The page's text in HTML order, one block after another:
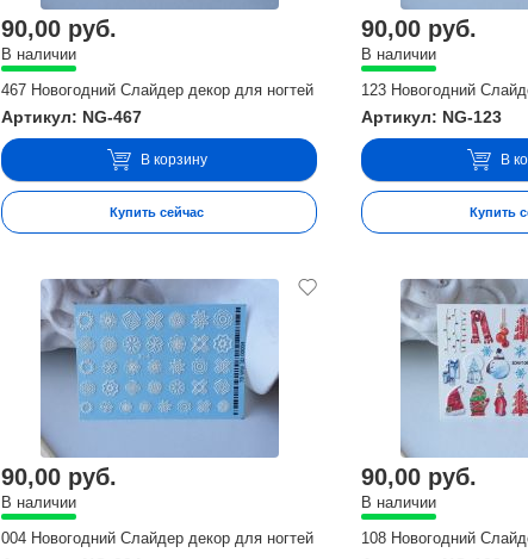
90,00 руб.
В наличии
467 Новогодний Слайдер декор для ногтей
Артикул: NG-467
В корзину
Купить сейчас
90,00 руб.
В наличии
123 Новогодний
Артикул: NG-123
В
Купить
90,00 руб.
В наличии
004 Новогодний Слайдер декор для ногтей
90,00 руб.
В наличии
108 Новогодний